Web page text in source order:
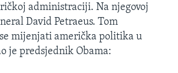
administraciji. Na njegovoj
David Petraeus. Tom
mijenjati američka politika u
je predsjednik Obama: